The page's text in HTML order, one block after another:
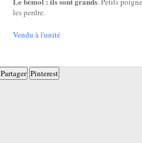
les perdre.
Vendu à l'unité
Partager Pinterest